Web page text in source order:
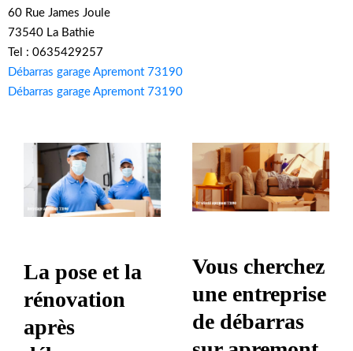
60 Rue James Joule
73540 La Bathie
Tel : 0635429257
Débarras garage Apremont 73190
Débarras garage Apremont 73190
La pose et la
rénovation
après
Vous cherchez
une entreprise
de débarras